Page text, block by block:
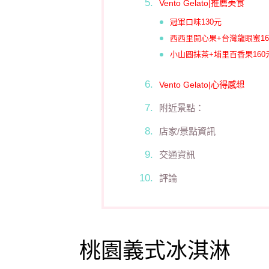
Vento Gelato|推薦美食
冠軍口味130元
西西里開心果+台灣龍眼蜜
小山圓抹茶+埔里百香果160
Vento Gelato|心得感想
附近景點：
店家/景點資訊
交通資訊
評論
桃園義式冰淇淋